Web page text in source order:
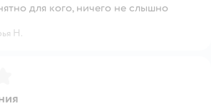
для кого, ничего не слышно
Н.